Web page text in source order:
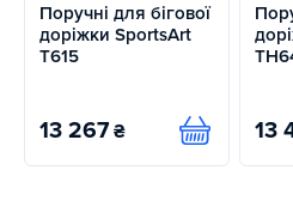
Поручні для бігової
доріжки SportsArt
T615
13 267 ₴ Купити 13